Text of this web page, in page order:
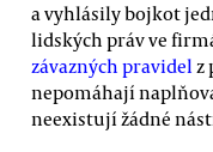
a vyhlásily bojkot
lidských práv ve
závazných pravidel z
nepomáhají
neexistují žádné